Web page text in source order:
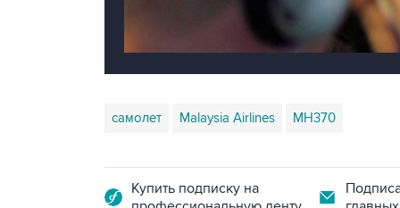
самолет Malaysia Airlines MH370
Купить подписку на